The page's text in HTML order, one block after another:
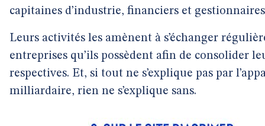
capitaines d’industrie, financiers et
Leurs activités les amènent à s’échanger
entreprises qu’ils possèdent afin de consolider
respectives. Et, si tout ne s’explique pas par
milliardaire, rien ne s’explique sans.